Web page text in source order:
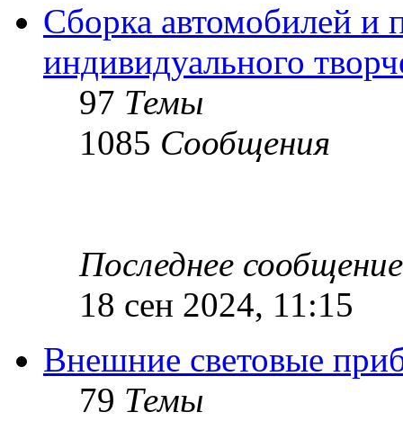
Сборка автомобилей и
индивидуального
97 Темы
1085 Сообщения
Последнее сообщение
18 сен 2024, 11:15
Внешние световые
79 Темы